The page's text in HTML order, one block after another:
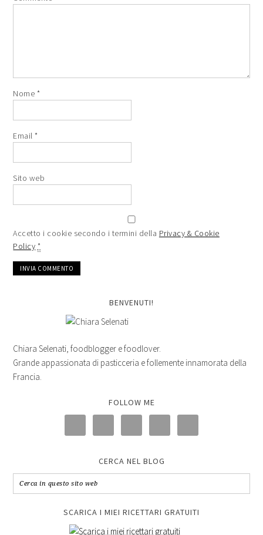
Nome *
Email*
Sito web
Accetto i cookie secondo i termini della Privacy & Cookie
Policy *
BENVENUTI!
Chiara Selenati, foodblogger e foodlover.
Grande appassionata di pasticceria e follemente innamorata della
Francia.
FOLLOW ME
CERCA NEL BLOG
SCARICA I MIEI RICETTARI GRATUITI